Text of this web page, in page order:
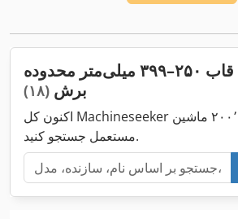
دست دوم اره قاب ۲۵۰–۳۹۹ میلی‌متر محدوده
برش (۱۸)
اکنون کل Machineseeker را با بیش از ۲۰۰٬۰۰۰ ماشین
مستعمل جستجو کنید.